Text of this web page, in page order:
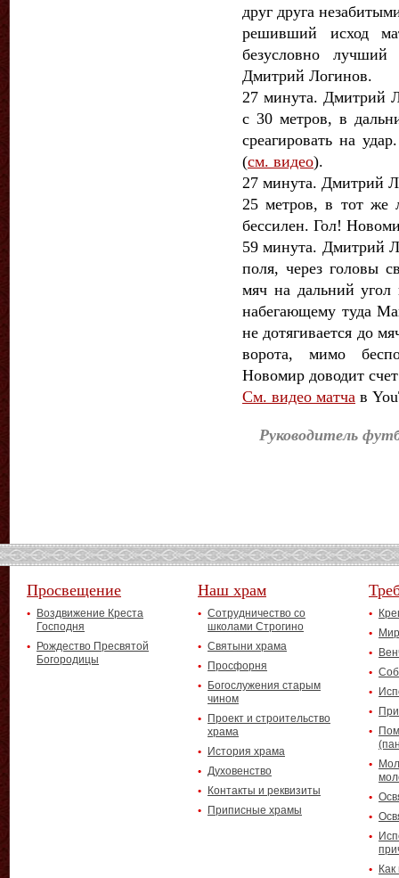
друг друга
решивший исход
безусловно
Дмитрий Логинов.
27 минута. Дмитрий
с 30 метров, в
среагировать на
(см. видео).
27 минута. Дмитрий
25 метров, в тот же
бессилен. Гол!
59 минута. Дмитрий
поля, через головы
мяч на дальний угол
набегающему туда
не дотягивается до
ворота, мимо
Новомир доводит
См. видео матча в
Руководитель
Просвещение
Воздвижение Креста
Господня
Рождество Пресвятой
Богородицы
Наш храм
Сотрудничество со
школами Строгино
Святыни храма
Просфорня
Богослужения старым
чином
Проект и строительство
храма
История храма
Духовенство
Контакты и реквизиты
Приписные храмы
Как